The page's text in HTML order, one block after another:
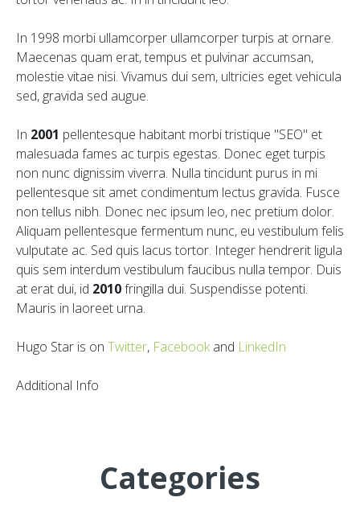
In 1998 morbi ullamcorper ullamcorper turpis at ornare.
Maecenas quam erat, tempus et pulvinar accumsan,
molestie vitae nisi. Vivamus dui sem, ultricies eget vehicula
sed, gravida sed augue.
In 2001 pellentesque habitant morbi tristique "SEO" et
malesuada fames ac turpis egestas. Donec eget turpis
non nunc dignissim viverra. Nulla tincidunt purus in mi
pellentesque sit amet condimentum lectus gravida. Fusce
non tellus nibh. Donec nec ipsum leo, nec pretium dolor.
Aliquam pellentesque fermentum nunc, eu vestibulum felis
vulputate ac. Sed quis lacus tortor. Integer hendrerit ligula
quis sem interdum vestibulum faucibus nulla tempor. Duis
at erat dui, id 2010fringilla dui. Suspendisse potenti.
Mauris in laoreet urna.
Hugo Star is on Twitter, Facebookand LinkedIn
Additional Info
Categories